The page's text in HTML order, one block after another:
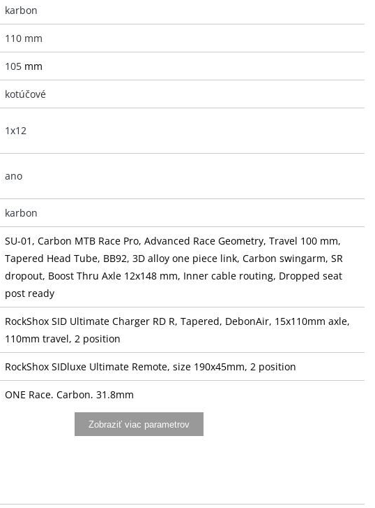
karbon
110 mm
105 mm
kotúčové
1x12
ano
karbon
SU-01, Carbon MTB Race Pro, Advanced Race Geometry, Travel 100 mm,
Tapered Head Tube, BB92, 3D alloy one piece link, Carbon swingarm, SR
dropout, Boost Thru Axle 12x148 mm, Inner cable routing, Dropped seat
post ready
RockShox SID Ultimate Charger RD R, Tapered, DebonAir, 15x110mm axle,
110mm travel, 2 position
RockShox SIDluxe Ultimate Remote, size 190x45mm, 2 position
ONE Race, Carbon, 31.8mm
ONE Race, Lock-OnZobraziť viac parametrov